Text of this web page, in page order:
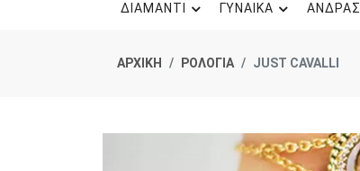
ΔΙΑΜΑΝΤΙ ΓΥΝΑΙΚΑ ΑΝΔΡΑΣ
ΑΡΧΙΚΗ ΡΟΛΟΓΙΑ JUST CAVALLI